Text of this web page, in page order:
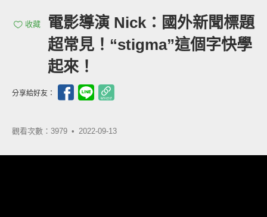
收藏
電影導演 Nick：國外新聞標題
超常見！“stigma”這個字快學
起來！
分享給好友：
觀看次數：3979 • 2022-09-13